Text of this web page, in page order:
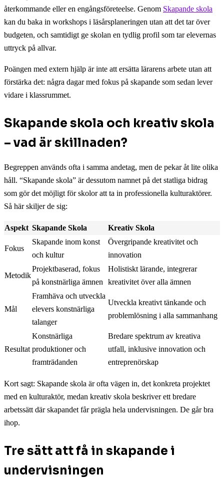
återkommande eller en engångsföreteelse. Genom Skapande skola
kan du baka in workshops i läsårsplaneringen utan att det tar över
budgeten, och samtidigt ge skolan en tydlig profil som tar elevernas
uttryck på allvar.
Poängen med extern hjälp är inte att ersätta lärarens arbete utan att
förstärka det: några dagar med fokus på skapande som sedan lever
vidare i klassrummet.
Skapande skola och kreativ skola
– vad är skillnaden?
Begreppen används ofta i samma andetag, men de pekar åt lite olika
håll. “Skapande skola” är dessutom namnet på det statliga bidrag
som gör det möjligt för skolor att ta in professionella kulturaktörer.
Så här skiljer de sig:
Aspekt Skapande Skola Kreativ Skola
Fokus
Skapande inom konst
och kultur
Övergripande kreativitet och
innovation
Metodik
Projektbaserad, fokus
på konstnärliga ämnen
Holistiskt lärande, integrerar
kreativitet över alla ämnen
Mål
Framhäva och utveckla
elevers konstnärliga
talanger
Utveckla kreativt tänkande och
problemlösning i alla sammanhang
Resultat
Konstnärliga
produktioner och
framträdanden
Bredare spektrum av kreativa
utfall, inklusive innovation och
entreprenörskap
Kort sagt: Skapande skola är ofta vägen in, det konkreta projektet
med en kulturaktör, medan kreativ skola beskriver ett bredare
arbetssätt där skapandet får prägla hela undervisningen. De går bra
ihop.
Tre sätt att få in skapande i
undervisningen